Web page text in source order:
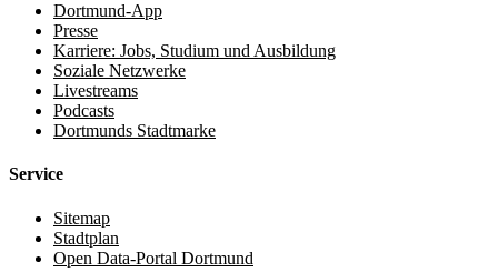
Dortmund-App
Presse
Karriere: Jobs, Studium und Ausbildung
Soziale Netzwerke
Livestreams
Podcasts
Dortmunds Stadtmarke
Service
Sitemap
Stadtplan
Open Data-Portal Dortmund